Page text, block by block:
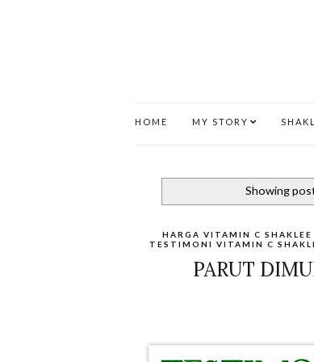
HOME MY STORY
Showing
HARGA VITAMIN C SHAKLEE
TESTIMONI VITAMIN C
PARUT